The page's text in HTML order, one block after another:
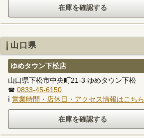
山口県
ゆめタウン下松店
山口県下松市中央町21-3 ゆめタウン下松
☎ 0833-45-6150
ℹ 営業時間・店休日・アクセス情報はこちら